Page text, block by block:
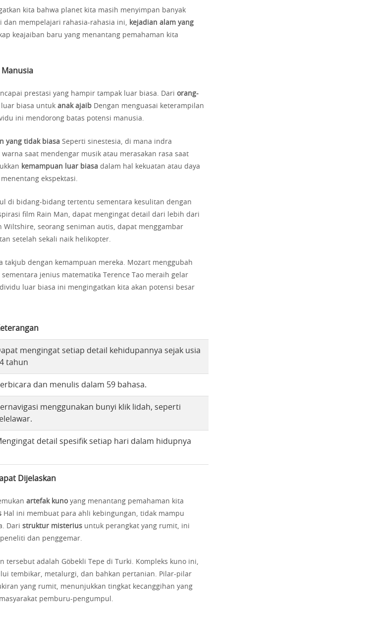
kita bahwa planet kita masih menyimpan banyak
dan mempelajari rahasia-rahasia ini, kejadian alam yang
keajaiban baru yang menantang pemahaman kita
Manusia
prestasi yang hampir tampak luar biasa. Dari orang-
biasa untuk anak ajaib Dengan menguasai keterampilan
ini mendorong batas potensi manusia.
yang tidak biasa Seperti sinestesia, di mana indra
saat mendengar musik atau merasakan rasa saat
kemampuan luar biasa dalam hal kekuatan atau daya
ekspektasi.
di bidang-bidang tertentu sementara kesulitan dengan
film Rain Man, dapat mengingat detail dari lebih dari
Wiltshire, seorang seniman autis, dapat menggambar
setelah sekali naik helikopter.
takjub dengan kemampuan mereka. Mozart menggubah
jenius matematika Terence Tao meraih gelar
luar biasa ini mengingatkan kita akan potensi besar
mengingat setiap detail kehidupannya sejak usia
tahun
dan menulis dalam 59 bahasa.
menggunakan bunyi klik lidah, seperti
detail spesifik setiap hari dalam hidupnya
Dijelaskan
artefak kunoyang menantang pemahaman kita
Hal ini membuat para ahli kebingungan, tidak mampu
Dari struktur misterius untuk perangkat yang rumit, ini
dan penggemar.
tersebut adalah Göbekli Tepe di Turki. Kompleks kuno ini,
tembikar, metalurgi, dan bahkan pertanian. Pilar-pilar
yang rumit, menunjukkan tingkat kecanggihan yang
pemburu-pengumpul.